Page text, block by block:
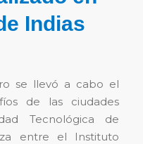
Indias
se llevó a cabo el
de las ciudades
Tecnológica de
entre el Instituto